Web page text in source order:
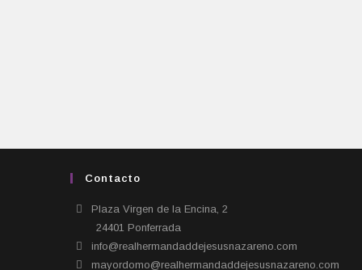
Contacto
Plaza Virgen de la Encina, 2
24401 Ponferrada​
info@realhermandaddejesusnazareno.com
mayordomo@realhermandaddejesusnazareno.com